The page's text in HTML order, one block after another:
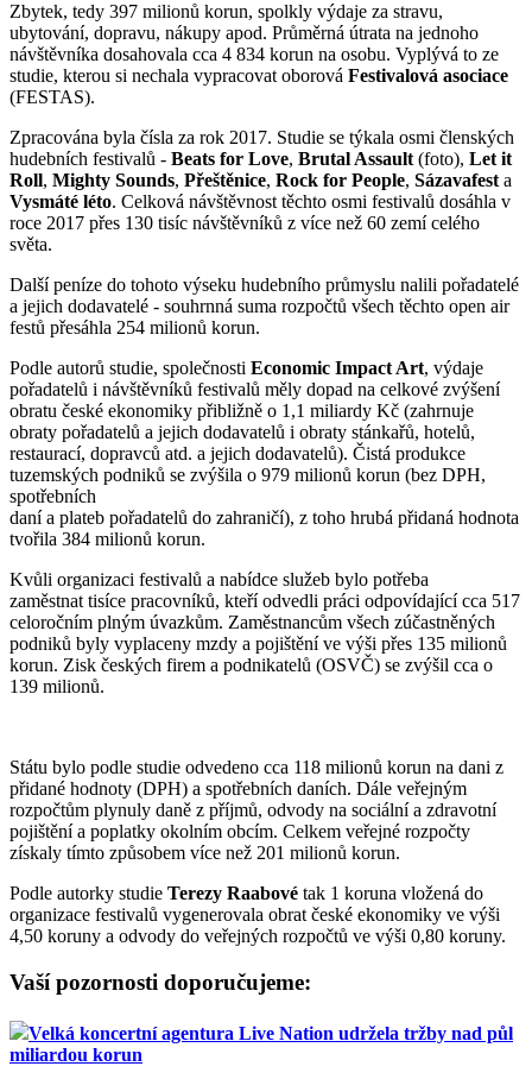
Zbytek, tedy 397 milionů korun, spolkly výdaje za stravu,
ubytování, dopravu, nákupy apod. Průměrná útrata na jednoho
návštěvníka dosahovala cca 4 834 korun na osobu. Vyplývá to ze
studie, kterou si nechala vypracovat oborová Festivalová asociace
(FESTAS).
Zpracována byla čísla za rok 2017. Studie se týkala osmi členských
hudebních festivalů - Beats for Love, Brutal Assault(foto), Let it
Roll, Mighty Sounds, Přeštěnice, Rock for People, Sázavafesta
Vysmáté léto. Celková návštěvnost těchto osmi festivalů dosáhla v
roce 2017 přes 130 tisíc návštěvníků z více než 60 zemí celého
světa.
Další peníze do tohoto výseku hudebního průmyslu nalili pořadatelé
a jejich dodavatelé - souhrnná suma rozpočtů všech těchto open air
festů přesáhla 254 milionů korun.
Podle autorů studie, společnosti Economic Impact Art, výdaje
pořadatelů i návštěvníků festivalů měly dopad na celkové zvýšení
obratu české ekonomiky přibližně o 1,1 miliardy Kč (zahrnuje
obraty pořadatelů a jejich dodavatelů i obraty stánkařů, hotelů,
restaurací, dopravců atd. a jejich dodavatelů). Čistá produkce
tuzemských podniků se zvýšila o 979 milionů korun (bez DPH,
spotřebních
daní a plateb pořadatelů do zahraničí), z toho hrubá přidaná hodnota
tvořila 384 milionů korun.
Kvůli organizaci festivalů a nabídce služeb bylo potřeba
zaměstnat tisíce pracovníků, kteří odvedli práci odpovídající cca 517
celoročním plným úvazkům. Zaměstnancům všech zúčastněných
podniků byly vyplaceny mzdy a pojištění ve výši přes 135 milionů
korun. Zisk českých firem a podnikatelů (OSVČ) se zvýšil cca o
139 milionů.
Státu bylo podle studie odvedeno cca 118 milionů korun na dani z
přidané hodnoty (DPH) a spotřebních daních. Dále veřejným
rozpočtům plynuly daně z příjmů, odvody na sociální a zdravotní
pojištění a poplatky okolním obcím. Celkem veřejné rozpočty
získaly tímto způsobem více než 201 milionů korun.
Podle autorky studie Terezy Raabové tak 1 koruna vložená do
organizace festivalů vygenerovala obrat české ekonomiky ve výši
4,50 koruny a odvody do veřejných rozpočtů ve výši 0,80 koruny.
Vaší pozornosti doporučujeme:
Velká koncertní agentura Live Nation udržela tržby nad půl
miliardou korun